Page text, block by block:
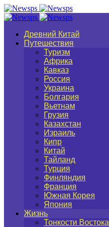
Древний Китай
Путешествия
Туризм
Африка
Кавказ
Россия
Украина
Болгария
Вьетнам
Грузия
Казахстан
Израиль
Кипр
Китай
Тайланд
Турция
Финляндия
Франция
Южная Корея
Япония
Жизнь
Тонкости Востока